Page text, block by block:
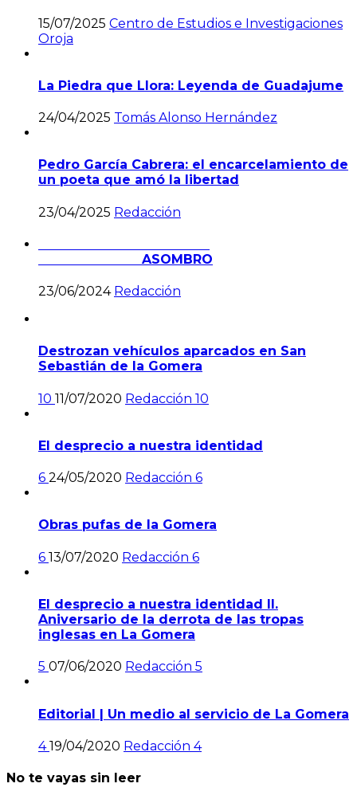
15/07/2025 Centro de Estudios e Investigaciones
Oroja
La Piedra que Llora: Leyenda de Guadajume
24/04/2025 Tomás Alonso Hernández
Pedro García Cabrera: el encarcelamiento de
un poeta que amó la libertad
23/04/2025 Redacción
ASOMBRO
23/06/2024 Redacción
Destrozan vehículos aparcados en San
Sebastián de la Gomera
10 11/07/2020 Redacción 10
El desprecio a nuestra identidad
6 24/05/2020 Redacción 6
Obras pufas de la Gomera
6 13/07/2020 Redacción 6
El desprecio a nuestra identidad II.
Aniversario de la derrota de las tropas
inglesas en La Gomera
5 07/06/2020 Redacción 5
Editorial | Un medio al servicio de La Gomera
419/04/2020 Redacción 4
No te vayas sin leer